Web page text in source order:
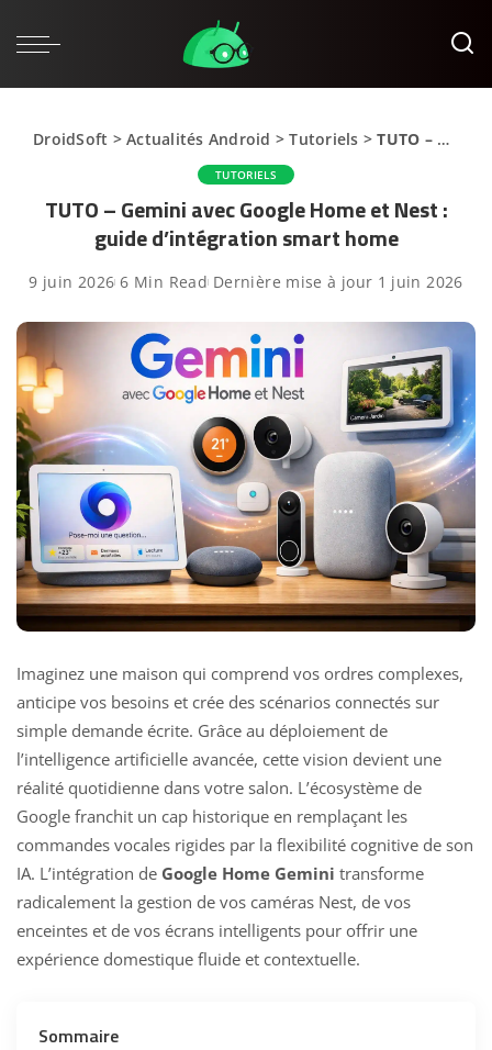
DroidSoft >Actualités Android >Tutoriels >TUTO – Gemini avec Google Home et Nest : guide d’intégration smart home
TUTORIELS
TUTO – Gemini avec Google Home et Nest :
guide d’intégration smart home
9 juin 2026 6 Min Read Dernière mise à jour 1 juin 2026
Imaginez une maison qui comprend vos ordres complexes,
anticipe vos besoins et crée des scénarios connectés sur
simple demande écrite. Grâce au déploiement de
l’intelligence artificielle avancée, cette vision devient une
réalité quotidienne dans votre salon. L’écosystème de
Google franchit un cap historique en remplaçant les
commandes vocales rigides par la flexibilité cognitive de son
IA. L’intégration de Google Home Gemini transforme
radicalement la gestion de vos caméras Nest, de vos
enceintes et de vos écrans intelligents pour offrir une
expérience domestique fluide et contextuelle.
Sommaire